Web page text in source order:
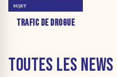
TRAFIC DE DROGUE
SUJET
TOUTES LES NEWS